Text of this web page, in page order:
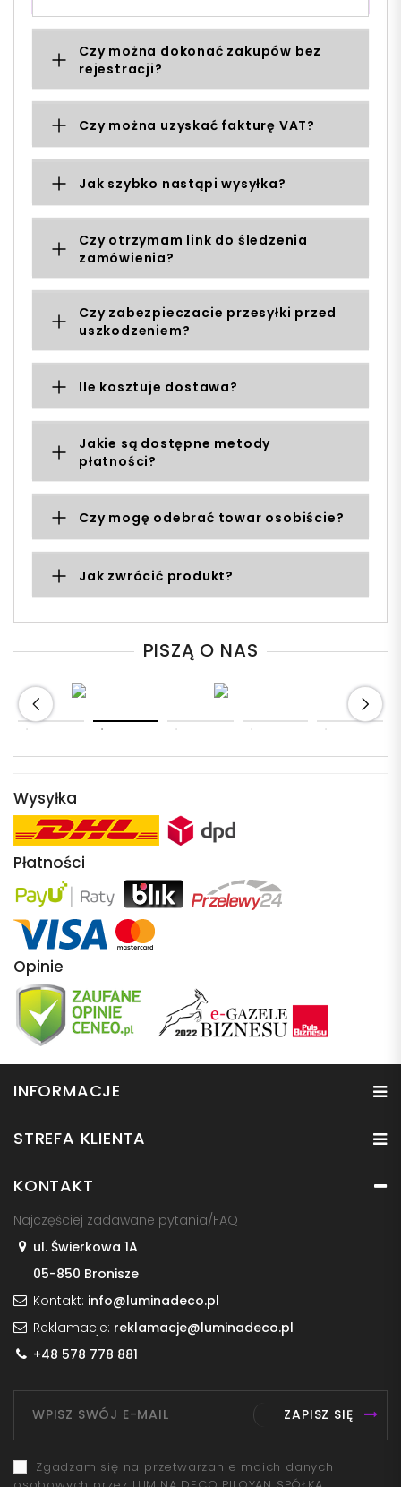
Czy można dokonać zakupów bez
rejestracji?
Czy można uzyskać fakturę VAT?
Jak szybko nastąpi wysyłka?
Czy otrzymam link do śledzenia
zamówienia?
Czy zabezpieczacie przesyłki przed
uszkodzeniem?
Ile kosztuje dostawa?
Jakie są dostępne metody
płatności?
Czy mogę odebrać towar osobiście?
Jak zwrócić produkt?
PISZĄ O NAS
Wysyłka
Płatności
Opinie
INFORMACJE
STREFA KLIENTA
KONTAKT
Najczęściej zadawane pytania/FAQ
ul. Świerkowa 1A
05-850 Bronisze
Kontakt: info@luminadeco.pl
Reklamacje: reklamacje@luminadeco.pl
+48 578 778 881
ZAPISZ SIĘ
Zgadzam się na przetwarzanie moich danych